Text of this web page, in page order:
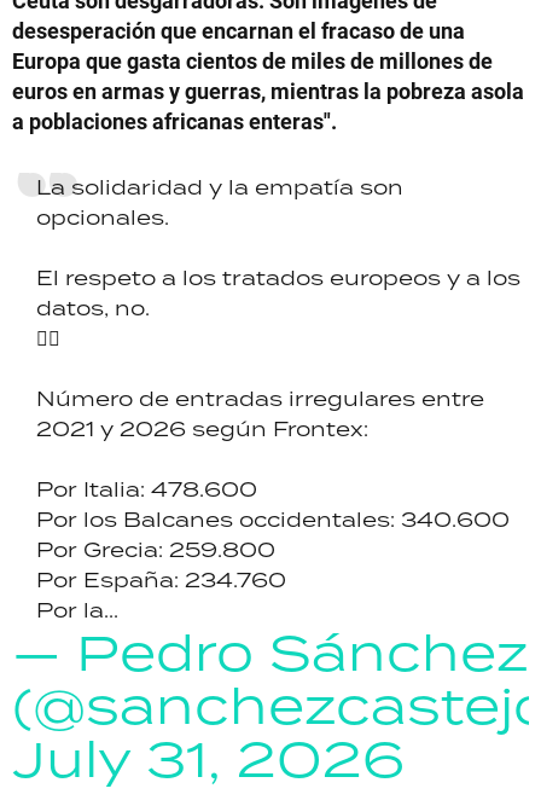
desesperación que encarnan el fracaso de una
Europa que gasta cientos de miles de millones de
euros en armas y guerras, mientras la pobreza asola
a poblaciones africanas enteras".
La solidaridad y la empatía son
opcionales.
El respeto a los tratados europeos y a los
datos, no.
👇🏼
Número de entradas irregulares entre
2021 y 2026 según Frontex:
Por Italia: 478.600
Por los Balcanes occidentales: 340.600
Por Grecia: 259.800
Por España: 234.760
Por la...
— Pedro Sánchez
July 31, 2026